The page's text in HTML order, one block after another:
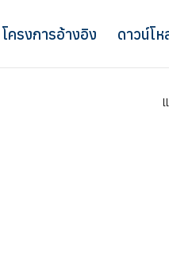
โครงการอ้างอิง ดาวน์โห